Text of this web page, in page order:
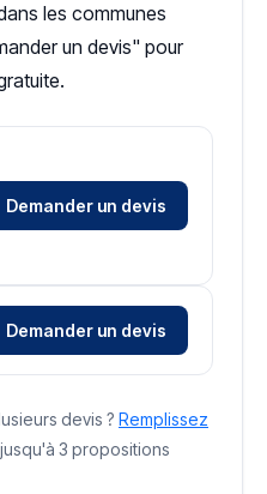
les communes
un devis" pour
Demander un devis
Demander un devis
devis ? Remplissez
3 propositions